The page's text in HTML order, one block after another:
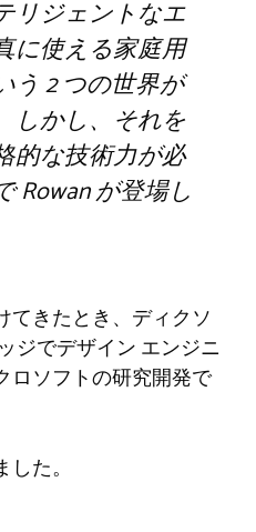
リジェントなエ
に使える家庭用
う 2 つの世界が
しかし、それを
的な技術力が必
Rowan が登場し
てきたとき、ディクソ
ジでデザイン エンジニ
ロソフトの研究開発で
た。